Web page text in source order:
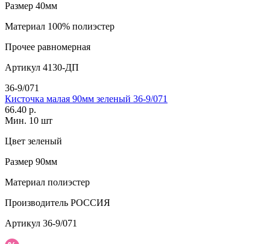
Размер 40мм
Материал 100% полиэстер
Прочее равномерная
Артикул 4130-ДП
36-9/071
Кисточка малая 90мм зеленый 36-9/071
66.40 р.
Мин. 10 шт
Цвет зеленый
Размер 90мм
Материал полиэстер
Производитель РОССИЯ
Артикул 36-9/071